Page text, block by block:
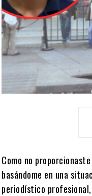
Como no
basándome en una
periodístico